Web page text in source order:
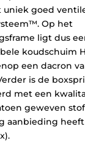
uniek goed
Op het
ligt dus
koudschuim
een dacron
is de
met een
geweven
aanbieding heeft